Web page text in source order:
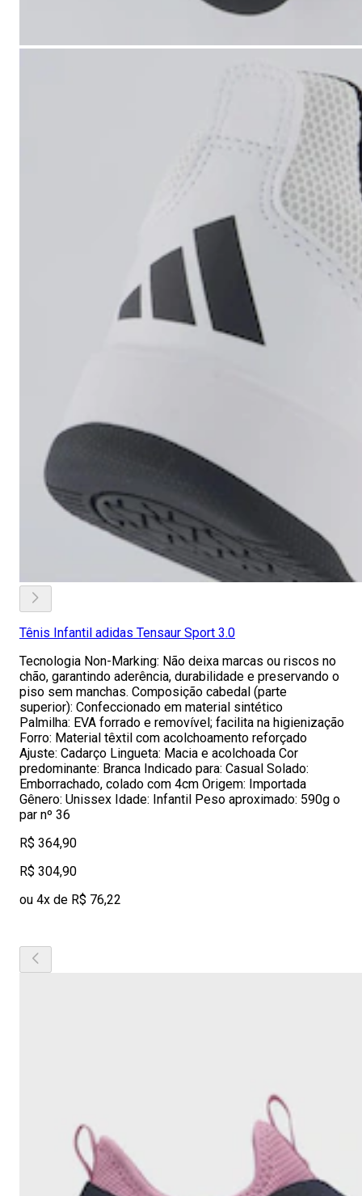
Tênis Infantil adidas Tensaur Sport 3.0
Tecnologia Non-Marking: Não deixa marcas ou riscos no
chão, garantindo aderência, durabilidade e preservando o
piso sem manchas. Composição cabedal (parte
superior): Confeccionado em material sintético
Palmilha: EVA forrado e removível; facilita na higienização
Forro: Material têxtil com acolchoamento reforçado
Ajuste: Cadarço Lingueta: Macia e acolchoada Cor
predominante: Branca Indicado para: Casual Solado:
Emborrachado, colado com 4cm Origem: Importada
Gênero: Unissex Idade: Infantil Peso aproximado: 590g o
par nº 36
R$ 364,90
R$ 304,90
ou 4x de R$ 76,22